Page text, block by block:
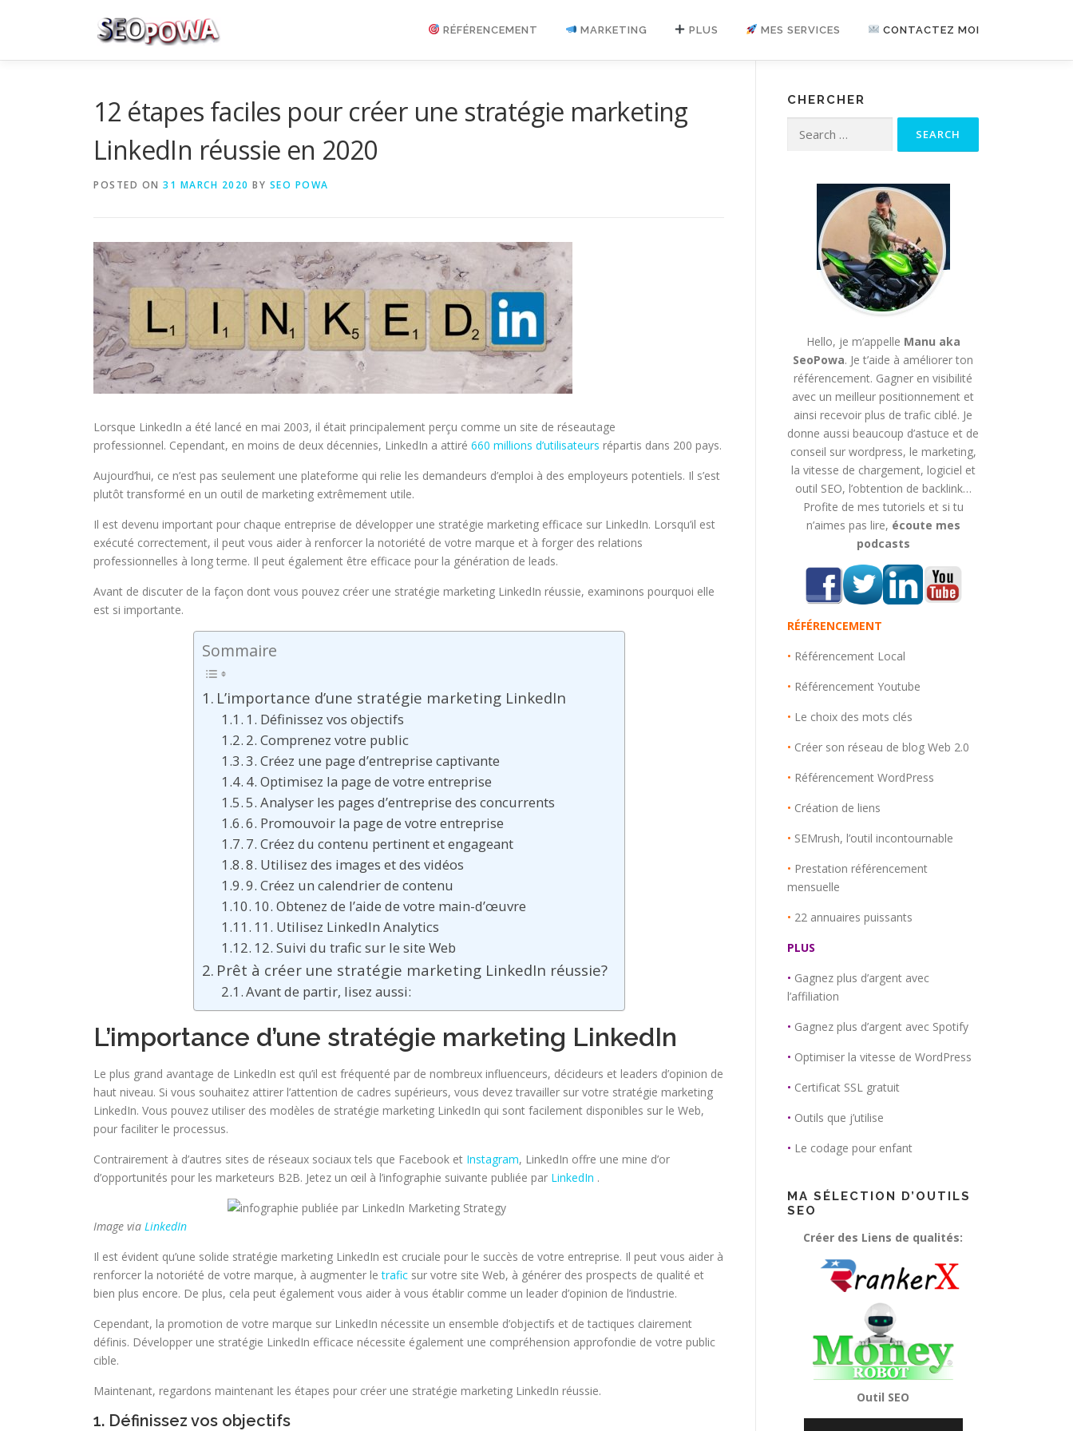
RÉFÉRENCEMENT MARKETING PLUS MES SERVICES CONTACTEZ MOI
12 étapes faciles pour créer une stratégie marketing
LinkedIn réussie en 2020
POSTED ON 31 MARCH 2020 BY SEO POWA
Lorsque LinkedIn a été lancé en mai 2003, il était principalement perçu comme un site de réseautage
professionnel. Cependant, en moins de deux décennies, LinkedIn a attiré 660 millions d’utilisateurs répartis dans 200 pays.
Aujourd’hui, ce n’est pas seulement une plateforme qui relie les demandeurs d’emploi à des employeurs potentiels. Il s’est
plutôt transformé en un outil de marketing extrêmement utile.
Il est devenu important pour chaque entreprise de développer une stratégie marketing efficace sur LinkedIn. Lorsqu’il est
exécuté correctement, il peut vous aider à renforcer la notoriété de votre marque et à forger des relations
professionnelles à long terme. Il peut également être efficace pour la génération de leads.
Avant de discuter de la façon dont vous pouvez créer une stratégie marketing LinkedIn réussie, examinons pourquoi elle
est si importante.
Sommaire
L’importance d’une stratégie marketing LinkedIn
1. Définissez vos objectifs
2. Comprenez votre public
3. Créez une page d’entreprise captivante
4. Optimisez la page de votre entreprise
5. Analyser les pages d’entreprise des concurrents
6. Promouvoir la page de votre entreprise
7. Créez du contenu pertinent et engageant
8. Utilisez des images et des vidéos
9. Créez un calendrier de contenu
10. Obtenez de l’aide de votre main-d’œuvre
11. Utilisez LinkedIn Analytics
12. Suivi du trafic sur le site Web
Prêt à créer une stratégie marketing LinkedIn réussie?
Avant de partir, lisez aussi:
L’importance d’une stratégie marketing LinkedIn
Le plus grand avantage de LinkedIn est qu’il est fréquenté par de nombreux influenceurs, décideurs et leaders d’opinion de
haut niveau. Si vous souhaitez attirer l’attention de cadres supérieurs, vous devez travailler sur votre stratégie marketing
LinkedIn. Vous pouvez utiliser des modèles de stratégie marketing LinkedIn qui sont facilement disponibles sur le Web,
pour faciliter le processus.
Contrairement à d’autres sites de réseaux sociaux tels que Facebook et Instagram, LinkedIn offre une mine d’or
d’opportunités pour les marketeurs B2B. Jetez un œil à l’infographie suivante publiée par LinkedIn .
Image via LinkedIn
Il est évident qu’une solide stratégie marketing LinkedIn est cruciale pour le succès de votre entreprise. Il peut vous aider à
renforcer la notoriété de votre marque, à augmenter letrafic sur votre site Web, à générer des prospects de qualité et
bien plus encore. De plus, cela peut également vous aider à vous établir comme un leader d’opinion de l’industrie.
Cependant, la promotion de votre marque sur LinkedIn nécessite un ensemble d’objectifs et de tactiques clairement
définis. Développer une stratégie LinkedIn efficace nécessite également une compréhension approfondie de votre public
cible.
Maintenant, regardons maintenant les étapes pour créer une stratégie marketing LinkedIn réussie.
1. Définissez vos objectifs
CHERCHER
Search for:
Hello, je m’appelle Manu aka
SeoPowa. Je t’aide à améliorer ton
référencement. Gagner en visibilité
avec un meilleur positionnement et
ainsi recevoir plus de trafic ciblé. Je
donne aussi beaucoup d’astuce et de
conseil sur wordpress, le marketing,
la vitesse de chargement, logiciel et
outil SEO, l’obtention de backlink…
Profite de mes tutoriels et si tu
n’aimes pas lire, écoute mes
podcasts
RÉFÉRENCEMENT
• Référencement Local
• Référencement Youtube
• Le choix des mots clés
• Créer son réseau de blog Web 2.0
• Référencement WordPress
• Création de liens
• SEMrush, l’outil incontournable
• Prestation référencement
mensuelle
• 22 annuaires puissants
PLUS
• Gagnez plus d’argent avec
l’affiliation
• Gagnez plus d’argent avec Spotify
• Optimiser la vitesse de WordPress
• Certificat SSL gratuit
• Outils que j’utilise
• Le codage pour enfant
MA SÉLECTION D’OUTILS
SEO
Créer des Liens de qualités:
Outil SEO